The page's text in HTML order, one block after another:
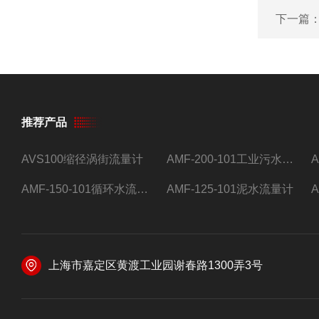
下一篇：
推荐产品
AVS100缩径涡街流量计 AMF-200-101工业污水流量计
AMF-150-101循环水流量计,电磁流量计 AMF-125-101泥水流量计
上海市嘉定区黄渡工业园谢春路1300弄3号